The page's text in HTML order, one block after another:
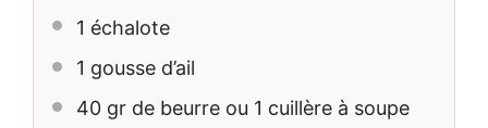
1 échalote
1 gousse d’ail
40 gr de beurre ou 1 cuillère à soupe